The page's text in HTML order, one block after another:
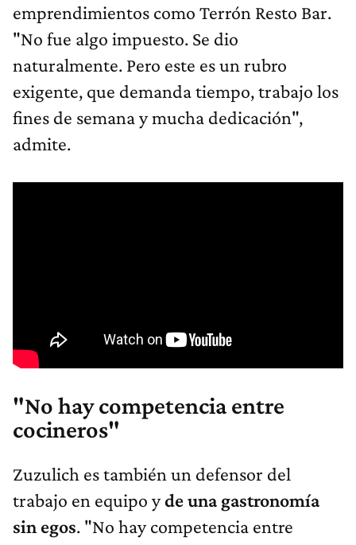
emprendimientos como Terrón Resto Bar.
"No fue algo impuesto. Se dio
naturalmente. Pero este es un rubro
exigente, que demanda tiempo, trabajo los
fines de semana y mucha dedicación",
admite.
"No hay competencia entre
cocineros"
Zuzulich es también un defensor del
trabajo en equipo yde una gastronomía
sin egos. "No hay competencia entre